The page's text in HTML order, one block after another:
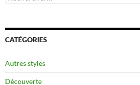
CATÉGORIES
Autres styles
Découverte